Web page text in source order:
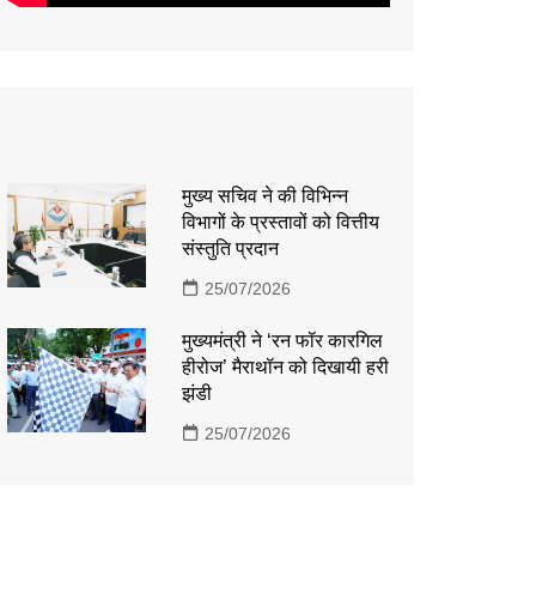
मुख्य सचिव ने की विभिन्न
विभागों के प्रस्तावों को वित्तीय
संस्तुति प्रदान
25/07/2026
मुख्यमंत्री ने ‘रन फॉर कारगिल
हीरोज’ मैराथॉन को दिखायी हरी
झंडी
25/07/2026